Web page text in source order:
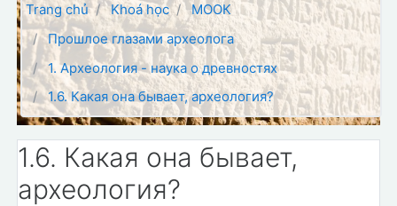
Trang chủ Khoá học
МООК
Прошлое глазами археолога
1. Археология - наука о древностях
1.6. Какая она бывает, археология?
1.6. Какая она бывает,
археология?